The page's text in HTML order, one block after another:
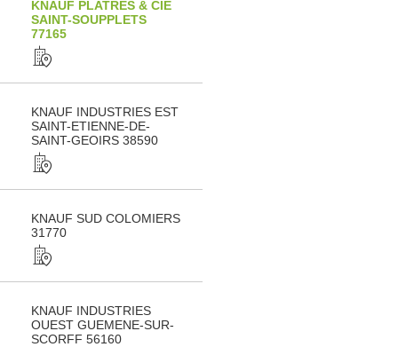
KNAUF PLATRES & CIE
SAINT-SOUPPLETS
77165
KNAUF INDUSTRIES EST
SAINT-ETIENNE-DE-
SAINT-GEOIRS 38590
KNAUF SUD COLOMIERS
31770
KNAUF INDUSTRIES
OUEST GUEMENE-SUR-
SCORFF 56160